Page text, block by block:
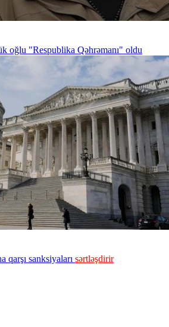
oğlu "Respublika Qəhrəmanı" oldu
qarşı sanksiyaları sərtləşdirir